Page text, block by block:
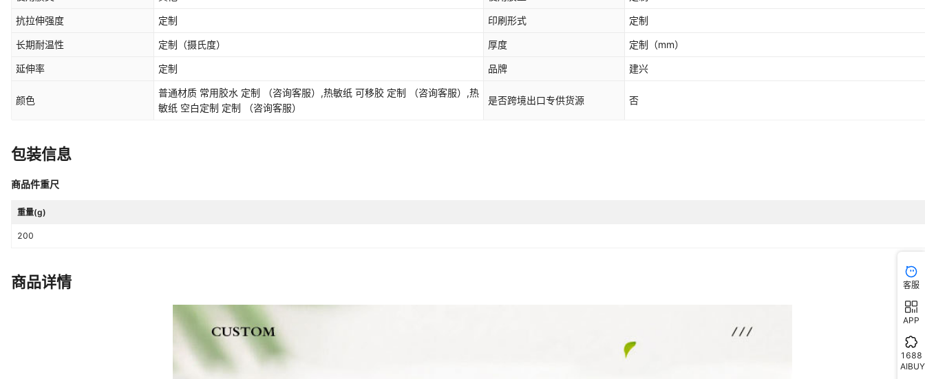
抗拉伸强度 定制 印刷形式 定制
长期耐温性 定制 （摄氏度） 厚度 定制 （mm）
延伸率 定制 品牌 建兴
颜色
普通材质 常用胶水 定制 （咨询客服）,热敏纸 可移胶 定制 （咨询客服）,热
敏纸 空白定制 定制 （咨询客服）
是否跨境出口专供货源 否
包装信息
商品件重尺
重量(g)
200
商品详情 客服
APP
1688
AIBUY